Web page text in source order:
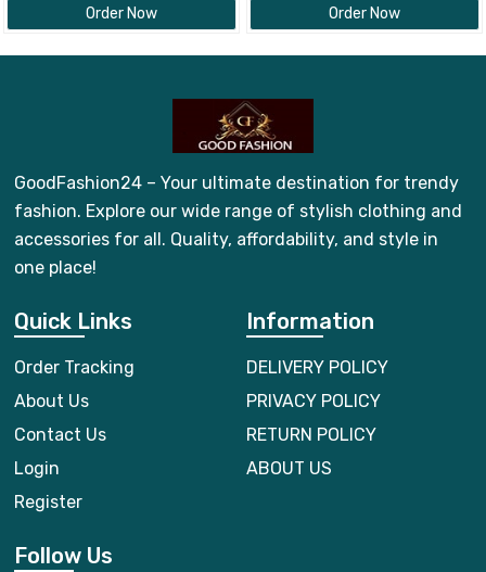
Order Now Order Now
GoodFashion24 – Your ultimate destination for trendy
fashion. Explore our wide range of stylish clothing and
accessories for all. Quality, affordability, and style in
one place!
Quick Links
Order Tracking
About Us
Contact Us
Login
Register
Information
DELIVERY POLICY
PRIVACY POLICY
RETURN POLICY
ABOUT US
Follow Us